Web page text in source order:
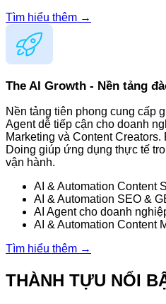
Tìm hiểu thêm →
The AI Growth - Nền tảng
Nền tảng tiên phong cung cấp
Agent dễ tiếp cận cho doanh
Marketing và Content
Doing giúp ứng dụng thực tế
vận hành.
AI & Automation Content
AI & Automation SEO &
AI Agent cho doanh
AI & Automation Content
Tìm hiểu thêm →
THÀNH TỰU NỔI